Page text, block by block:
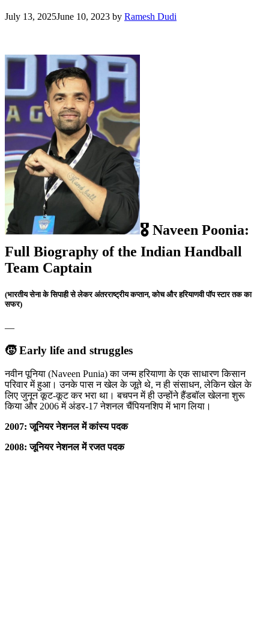
July 13, 2025June 10, 2023 by Ramesh Dudi
🎖 Naveen Poonia:
Full Biography of the Indian Handball
Team Captain
(भारतीय सेना के सिपाही से लेकर अंतरराष्ट्रीय कप्तान, कोच और हरियाणवी पॉप स्टार तक का
सफर)
—
🧒 Early life and struggles
नवीन पूनिया (Naveen Punia) का जन्म हरियाणा के एक साधारण किसान
परिवार में हुआ। उनके पास न खेल के जूते थे, न ही संसाधन, लेकिन खेल के
लिए जुनून कूट-कूट कर भरा था। बचपन में ही उन्होंने हैंडबॉल खेलना शुरू
किया और 2006 में अंडर-17 नेशनल चैंपियनशिप में भाग लिया।
2007: जूनियर नेशनल में कांस्य पदक
2008: जूनियर नेशनल में रजत पदक